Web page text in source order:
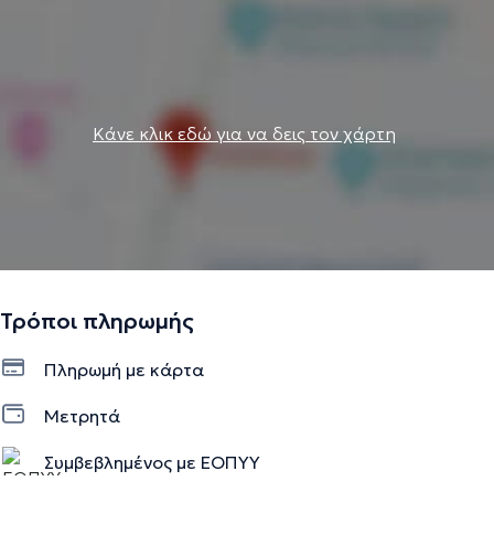
Κάνε κλικ εδώ για να δεις τον χάρτη
Τρόποι πληρωμής
Πληρωμή με κάρτα
Μετρητά
Συμβεβλημένος με ΕΟΠΥΥ